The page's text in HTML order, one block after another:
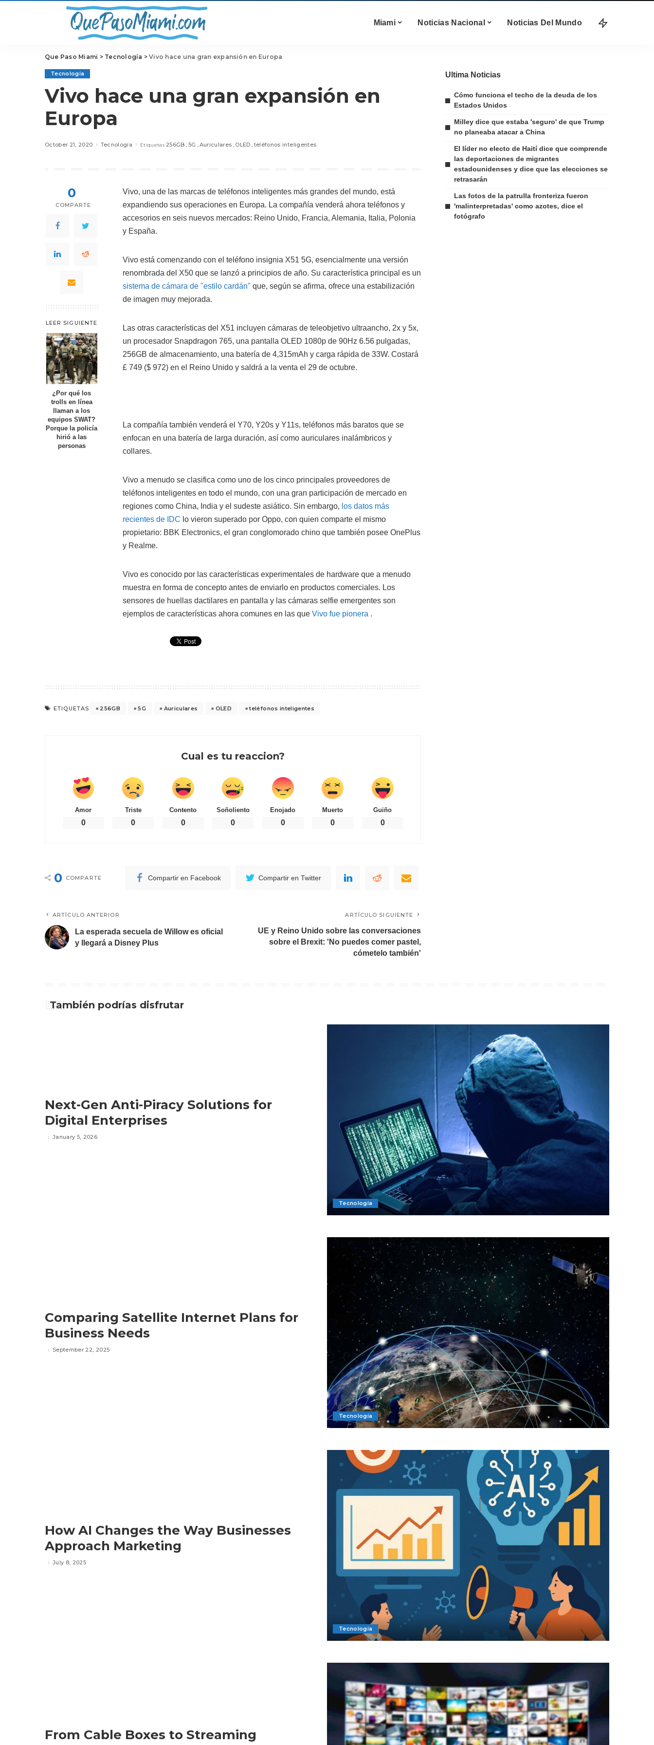
Miami Noticias Nacional Noticias Del Mundo
Que Paso Miami > Tecnología >Vivo hace una gran expansión en Europa
Tecnología
Vivo hace una gran expansión en
Europa
October 21, 2020 Tecnología Etiquetas 256GB 5G Auriculares OLED teléfonos inteligentes
0
COMPARTE
LEER SIGUIENTE
¿Por qué los
trolls en línea
llaman a los
equipos SWAT?
Porque la policía
hirió a las
personas
Vivo, una de las marcas de teléfonos inteligentes más grandes del mundo, está
expandiendo sus operaciones en Europa. La compañía venderá ahora teléfonos y
accesorios en seis nuevos mercados: Reino Unido, Francia, Alemania, Italia, Polonia
y España.
Vivo está comenzando con el teléfono insignia X51 5G, esencialmente una versión
renombrada del X50 que se lanzó a principios de año. Su característica principal es un
sistema de cámara de "estilo cardán" que, según se afirma, ofrece una estabilización
de imagen muy mejorada.
Las otras características del X51 incluyen cámaras de teleobjetivo ultraancho, 2x y 5x,
un procesador Snapdragon 765, una pantalla OLED 1080p de 90Hz 6.56 pulgadas,
256GB de almacenamiento, una batería de 4,315mAh y carga rápida de 33W. Costará
£ 749 ($ 972) en el Reino Unido y saldrá a la venta el 29 de octubre.
La compañía también venderá el Y70, Y20s y Y11s, teléfonos más baratos que se
enfocan en una batería de larga duración, así como auriculares inalámbricos y
collares.
Vivo a menudo se clasifica como uno de los cinco principales proveedores de
teléfonos inteligentes en todo el mundo, con una gran participación de mercado en
regiones como China, India y el sudeste asiático. Sin embargo, los datos más
recientes de IDC lo vieron superado por Oppo, con quien comparte el mismo
propietario: BBK Electronics, el gran conglomorado chino que también posee OnePlus
y Realme.
Vivo es conocido por las características experimentales de hardware que a menudo
muestra en forma de concepto antes de enviarlo en productos comerciales. Los
sensores de huellas dactilares en pantalla y las cámaras selfie emergentes son
ejemplos de características ahora comunes en las que Vivo fue pionera .
ETIQUETAS 256GB 5G Auriculares OLED teléfonos inteligentes
Cual es tu reaccion?
Amor
0
Triste
0
Contento
0
Soñoliento
0
Enojado
0
Muerto
0
Guiño
0
0 COMPARTE Compartir en Facebook Compartir en Twitter
ARTÍCULO ANTERIOR
La esperada secuela de Willow es oficial
y llegará a Disney Plus
ARTÍCULO SIGUIENTE
UE y Reino Unido sobre las conversaciones
sobre el Brexit: 'No puedes comer pastel,
cómetelo también'
Ultima Noticias
Cómo funciona el techo de la deuda de los
Estados Unidos
Milley dice que estaba 'seguro' de que Trump
no planeaba atacar a China
El líder no electo de Haití dice que comprende
las deportaciones de migrantes
estadounidenses y dice que las elecciones se
retrasarán
Las fotos de la patrulla fronteriza fueron
'malinterpretadas' como azotes, dice el
fotógrafo
También podrías disfrutar
Tecnología
Next-Gen Anti-Piracy Solutions for
Digital Enterprises
January 5, 2026
Tecnología
Comparing Satellite Internet Plans for
Business Needs
September 22, 2025
Tecnología
How AI Changes the Way Businesses
Approach Marketing
July 8, 2025
From Cable Boxes to Streaming